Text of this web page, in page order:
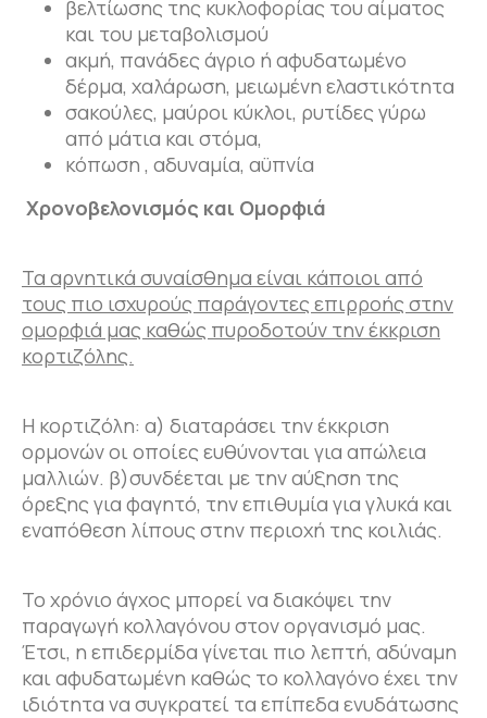
βελτίωσης της κυκλοφορίας του αίματος
και του μεταβολισμού
ακμή, πανάδες άγριο ή αφυδατωμένο
δέρμα, χαλάρωση, μειωμένη ελαστικότητα
σακούλες, μαύροι κύκλοι, ρυτίδες γύρω
από μάτια και στόμα,
κόπωση , αδυναμία, αϋπνία
Χρονοβελονισμός και Ομορφιά
Τα αρνητικά συναίσθημα είναι κάποιοι από
τους πιο ισχυρούς παράγοντες επιρροής στην
ομορφιά μας καθώς πυροδοτούν την έκκριση
κορτιζόλης.
Η κορτιζόλη: α) διαταράσει την έκκριση
ορμονών οι οποίες ευθύνονται για απώλεια
μαλλιών. β)συνδέεται με την αύξηση της
όρεξης για φαγητό, την επιθυμία για γλυκά και
εναπόθεση λίπους στην περιοχή της κοιλιάς.
Το χρόνιο άγχος μπορεί να διακόψει την
παραγωγή κολλαγόνου στον οργανισμό μας.
Έτσι, η επιδερμίδα γίνεται πιο λεπτή, αδύναμη
και αφυδατωμένη καθώς το κολλαγόνο έχει την
ιδιότητα να συγκρατεί τα επίπεδα ενυδάτωσης